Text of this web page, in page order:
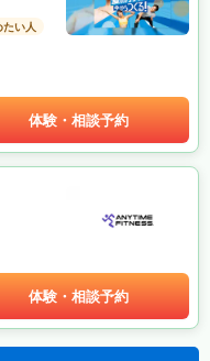
たい人
体験・相談予約
体験・相談予約